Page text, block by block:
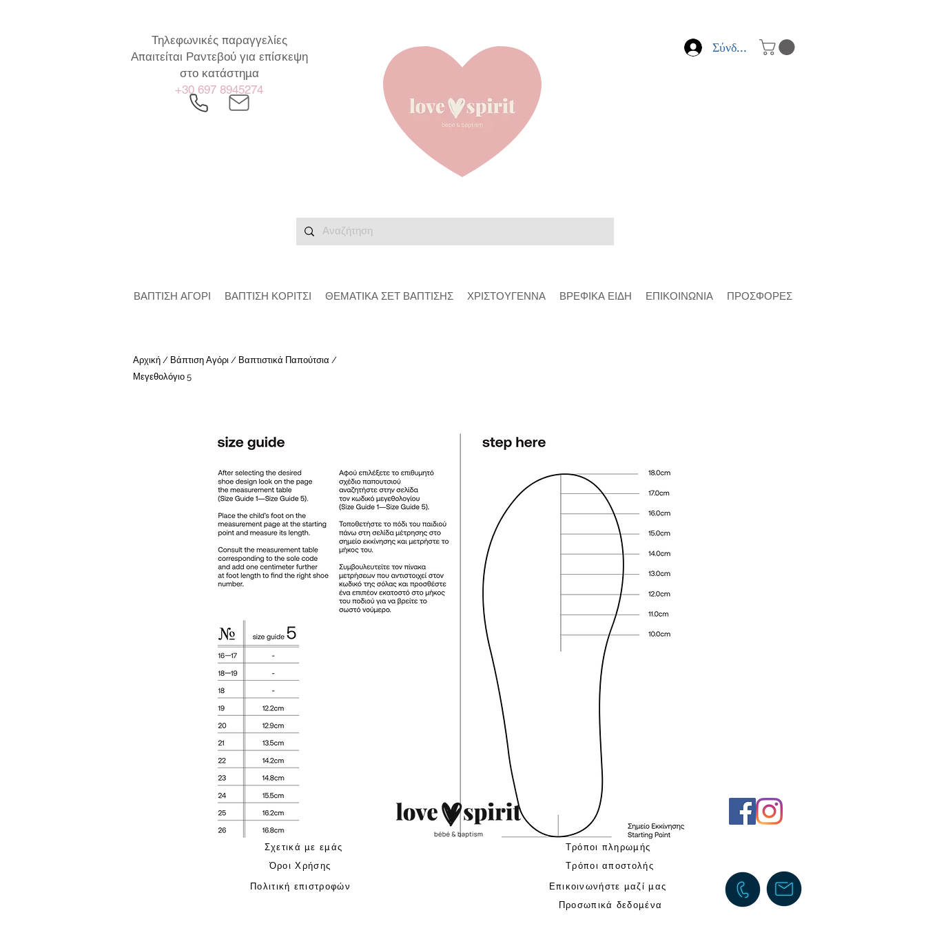
Τηλεφωνικές παραγγελίες
Απαιτείται Ραντεβού για επίσκεψη
στο κατάστημα
+30 697 8945274
Σύνδεση
Αρχική / Βάπτιση Αγόρι / Βαπτιστικά Παπούτσια /
Μεγεθολόγιο 5
ΒΑΠΤΙΣΗ ΑΓΟΡΙ ΒΑΠΤΙΣΗ ΚΟΡΙΤΣΙ ΘΕΜΑΤΙΚΑ ΣΕΤ ΒΑΠΤΙΣΗΣ ΧΡΙΣΤΟΥΓΕΝΝΑ ΒΡΕΦΙΚΑ ΕΙΔΗ ΕΠΙΚΟΙΝΩΝΙΑ ΠΡΟΣΦΟΡΕΣ
Σχετικά με εμάς
Όροι Χρήσης
Πολιτική επιστροφών
Τρόποι πληρωμής
Τρόποι αποστολής
Επικοινωνήστε μαζί μας
Προσωπικά δεδομένα